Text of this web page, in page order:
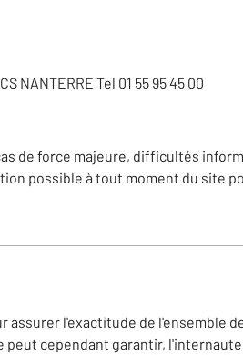
NANTERRE Tel 01 55 95 45 00
de force majeure, difficultés
possible à tout moment du site
assurer l'exactitude de
cependant garantir,